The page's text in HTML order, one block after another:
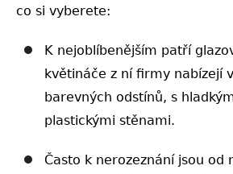
co si vyberete:
K nejoblíbenějším patří
květináče z ní firmy nabízejí
barevných odstínů, s
plastickými stěnami.
Často k nerozeznání jsou od